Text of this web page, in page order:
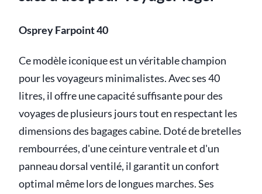
Osprey Farpoint 40
Ce modèle iconique est un véritable champion
pour les voyageurs minimalistes. Avec ses 40
litres, il offre une capacité suffisante pour des
voyages de plusieurs jours tout en respectant les
dimensions des bagages cabine. Doté de bretelles
rembourrées, d'une ceinture ventrale et d'un
panneau dorsal ventilé, il garantit un confort
optimal même lors de longues marches. Ses